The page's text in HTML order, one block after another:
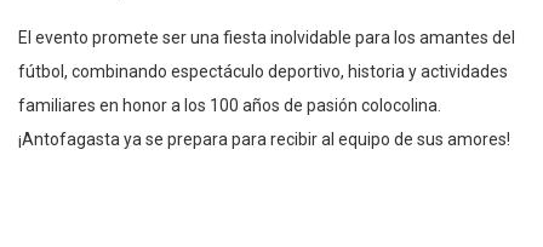
El evento promete ser una fiesta inolvidable para los amantes del
fútbol, combinando espectáculo deportivo, historia y actividades
familiares en honor a los 100 años de pasión colocolina.
¡Antofagasta ya se prepara para recibir al equipo de sus amores!